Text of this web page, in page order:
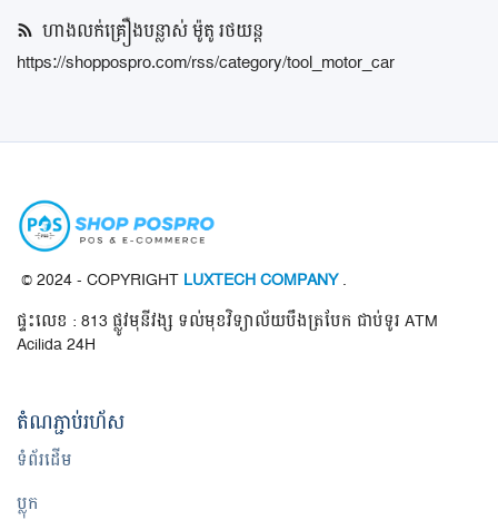
ហាងលក់គ្រឿងបន្លាស់ ម៉ូតូ រថយន្ត
https://shoppospro.com/rss/category/tool_motor_car
© 2024 - COPYRIGHTLUXTECH COMPANY.
ផ្ទះលេខ : 813 ផ្លូវមុនីវង្ស ទល់មុខវិទ្យាល័យបឹងត្របែក ជាប់ទូរ ATM
Acilida 24H
តំណ​ភ្ជាប់​រហ័ស
ទំព័រដើម
ប្លុក